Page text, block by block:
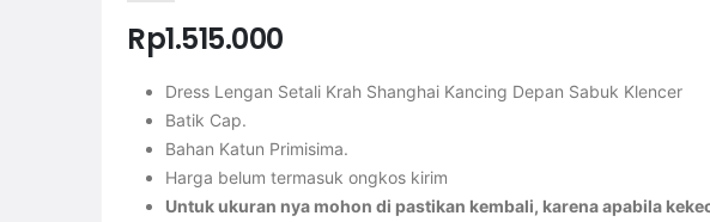
Rp1.515.000
Dress Lengan Setali Krah Shanghai Kancing Depan Sabuk Klencer
Batik Cap.
Bahan Katun Primisima.
Harga belum termasuk ongkos kirim
Untuk ukuran nya mohon di pastikan kembali, karena apabila